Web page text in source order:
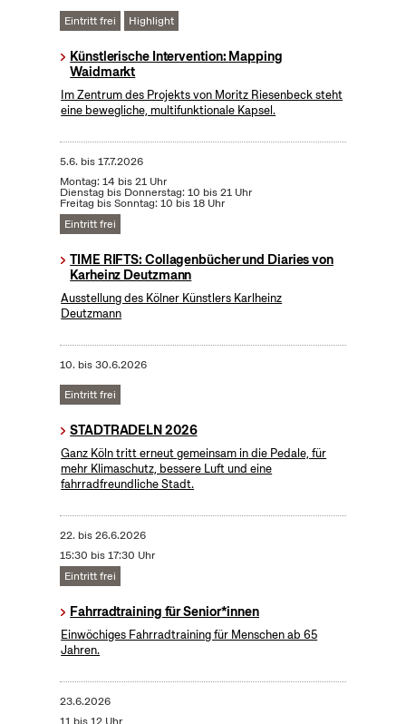
Eintritt frei Highlight
Künstlerische Intervention: Mapping
Waidmarkt
Im Zentrum des Projekts von Moritz Riesenbeck steht
eine bewegliche, multifunktionale Kapsel.
5.6. bis17.7.2026
Montag: 14 bis 21 Uhr
Dienstag bis Donnerstag: 10 bis 21 Uhr
Freitag bis Sonntag: 10 bis 18 Uhr
Eintritt frei
TIME RIFTS: Collagenbücher und Diaries von
Karheinz Deutzmann
Ausstellung des Kölner Künstlers Karlheinz
Deutzmann
10. bis30.6.2026
Eintritt frei
STADTRADELN 2026
Ganz Köln tritt erneut gemeinsam in die Pedale, für
mehr Klimaschutz, bessere Luft und eine
fahrradfreundliche Stadt.
22. bis26.6.2026
15:30 bis 17:30 Uhr
Eintritt frei
Fahrradtraining für Senior*innen
Einwöchiges Fahrradtraining für Menschen ab 65
Jahren.
23.6.2026